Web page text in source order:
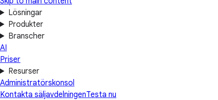
Lösningar
Produkter
Branscher
AI
Priser
Resurser
Administratörskonsol
Kontakta säljavdelningenTesta nu